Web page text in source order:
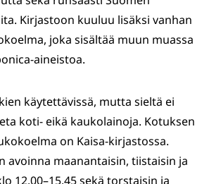
Kirjastoon kuuluu lisäksi vanhan
joka sisältää muun muassa
aineistoa.
käytettävissä, mutta sieltä ei
koti- eikä kaukolainoja. Kotuksen
on Kaisa-kirjastossa.
avoinna maanantaisin, tiistaisin ja
12.00–15.45 sekä torstaisin ja